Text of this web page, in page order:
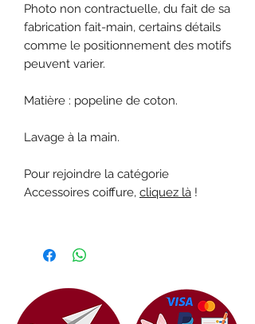
Photo non contractuelle, du fait de sa
fabrication fait-main, certains détails
comme le positionnement des motifs
peuvent varier.
Matière : popeline de coton.
Lavage à la main.
Pour rejoindre la catégorie
Accessoires coiffure, cliquez là !